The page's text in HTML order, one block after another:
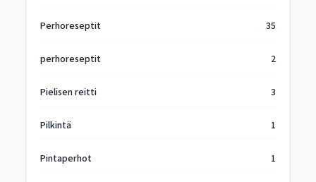
Perhoreseptit 35
perhoreseptit 2
Pielisen reitti 3
Pilkintä 1
Pintaperhot 1